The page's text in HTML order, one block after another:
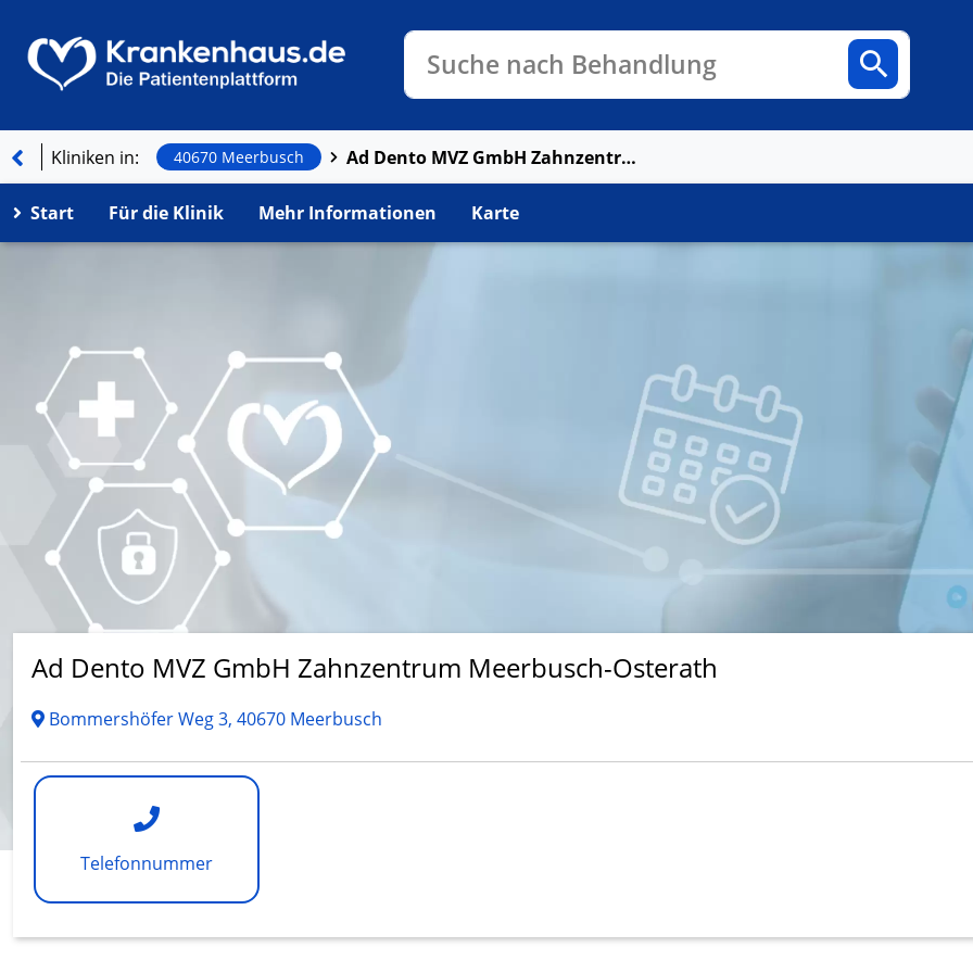
Suche nach Behandlung
Kliniken in: 40670 Meerbusch Ad Dento MVZ GmbH Zahnzentrum Meerbusch-Osterath
Start Für die Klinik Mehr Informationen Karte
Ad Dento MVZ GmbH Zahnzentrum Meerbusch-Osterath
Bommershöfer Weg 3, 40670 Meerbusch
Telefonnummer